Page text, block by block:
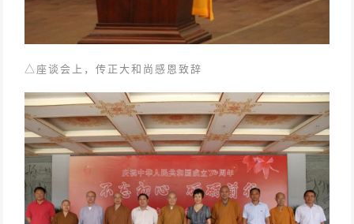
△座谈会上，传正大和尚感恩致辞